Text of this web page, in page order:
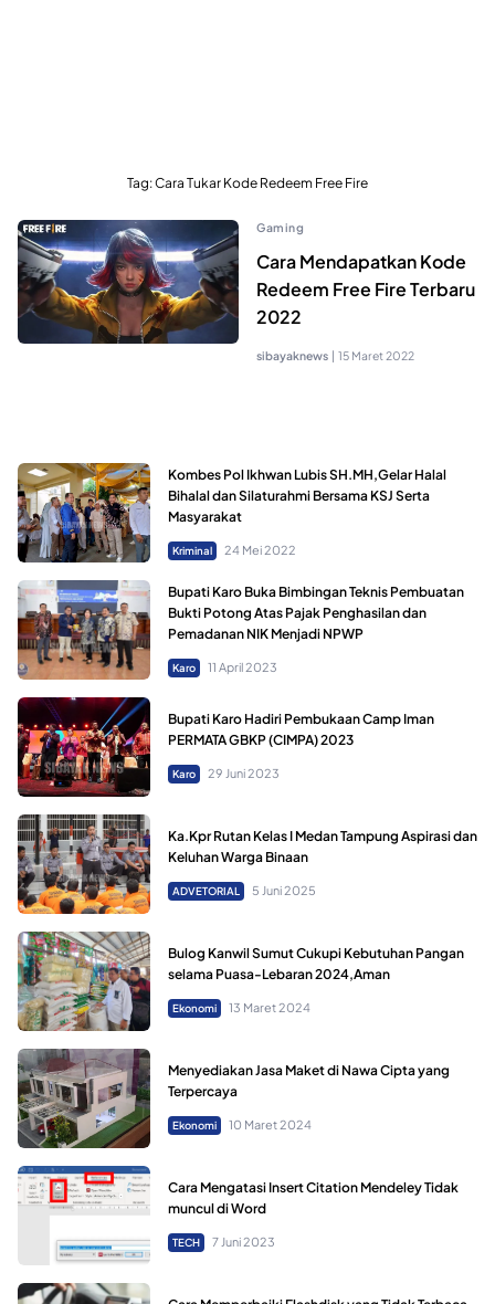
Tag:Cara Tukar Kode Redeem Free Fire
Gaming
Cara Mendapatkan Kode
Redeem Free Fire Terbaru
2022
sibayaknews | 15 Maret 2022
Kombes Pol Ikhwan Lubis SH.MH,Gelar Halal
Bihalal dan Silaturahmi Bersama KSJ Serta
Masyarakat
Kriminal 24 Mei 2022
Bupati Karo Buka Bimbingan Teknis Pembuatan
Bukti Potong Atas Pajak Penghasilan dan
Pemadanan NIK Menjadi NPWP
Karo 11 April 2023
Bupati Karo Hadiri Pembukaan Camp Iman
PERMATA GBKP (CIMPA) 2023
Karo 29 Juni 2023
Ka.Kpr Rutan Kelas I Medan Tampung Aspirasi dan
Keluhan Warga Binaan
ADVETORIAL 5 Juni 2025
Bulog Kanwil Sumut Cukupi Kebutuhan Pangan
selama Puasa-Lebaran 2024,Aman
Ekonomi 13 Maret 2024
Menyediakan Jasa Maket di Nawa Cipta yang
Terpercaya
Ekonomi 10 Maret 2024
Cara Mengatasi Insert Citation Mendeley Tidak
muncul di Word
TECH 7 Juni 2023